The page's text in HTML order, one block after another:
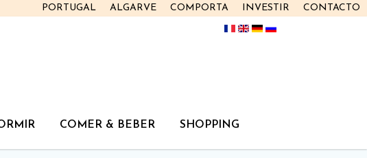
CONTACTO
INVESTIR
COMPORTA
ALGARVE
PORTUGAL
COMER & BEBER SHOPPING